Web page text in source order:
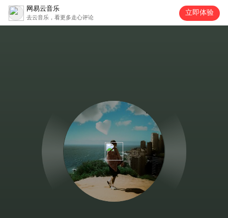
网易云音乐
去云音乐，看更多走心评论
立即体验